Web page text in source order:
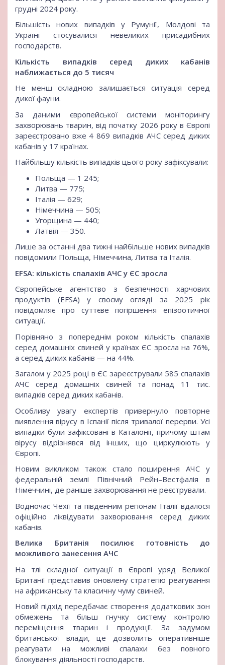
грудні 2024 року.
Більшість нових випадків у Румунії, Молдові та
Україні стосувалися невеликих присадибних
господарств.
Кількість випадків серед диких кабанів
наближається до 5 тисяч
Не менш складною залишається ситуація серед
дикої фауни.
За даними європейської системи моніторингу
захворювань тварин, від початку 2026 року в Європі
зареєстровано вже 4 869 випадків АЧС серед диких
кабанів у 17 країнах.
Найбільшу кількість випадків цього року зафіксували:
Польща — 1 245;
Литва — 775;
Італія — 629;
Німеччина — 505;
Угорщина — 440;
Латвія — 350.
Лише за останні два тижні найбільше нових випадків
повідомили Польща, Німеччина, Литва та Італія.
EFSA: кількість спалахів АЧС у ЄС зросла
Європейське агентство з безпечності харчових
продуктів (EFSA) у своєму огляді за 2025 рік
повідомляє про суттєве погіршення епізоотичної
ситуації.
Порівняно з попереднім роком кількість спалахів
серед домашніх свиней у країнах ЄС зросла на 76%,
а серед диких кабанів — на 44%.
Загалом у 2025 році в ЄС зареєстрували 585 спалахів
АЧС серед домашніх свиней та понад 11 тис.
випадків серед диких кабанів.
Особливу увагу експертів привернуло повторне
виявлення вірусу в Іспанії після тривалої перерви. Усі
випадки були зафіксовані в Каталонії, причому штам
вірусу відрізнявся від інших, що циркулюють у
Європі.
Новим викликом також стало поширення АЧС у
федеральній землі Північний Рейн–Вестфалія в
Німеччині, де раніше захворювання не реєстрували.
Водночас Чехії та південним регіонам Італії вдалося
офіційно ліквідувати захворювання серед диких
кабанів.
Велика Британія посилює готовність до
можливого занесення АЧС
На тлі складної ситуації в Європі уряд Великої
Британії представив оновлену стратегію реагування
на африканську та класичну чуму свиней.
Новий підхід передбачає створення додаткових зон
обмежень та більш гнучку систему контролю
переміщення тварин і продукції. За задумом
британської влади, це дозволить оперативніше
реагувати на можливі спалахи без повного
блокування діяльності господарств.